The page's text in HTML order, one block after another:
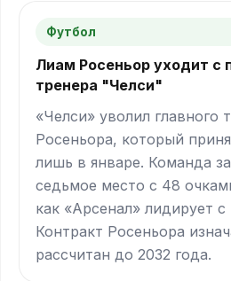
Футбол
Лиам Росеньор уходит с
тренера "Челси"
«Челси» уволил главного
Росеньора, который
лишь в январе. Команда
седьмое место с 48
как «Арсенал» лидирует
Контракт Росеньора
рассчитан до 2032 года.